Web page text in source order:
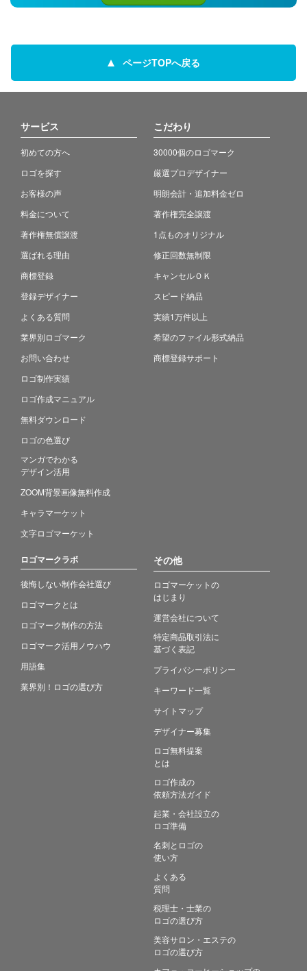
ページTOPへ戻る
サービス
初めての方へ
ロゴを探す
お客様の声
料金について
著作権無償譲渡
選ばれる理由
商標登録
登録デザイナー
よくある質問
業界別ロゴマーク
お問い合わせ
ロゴ制作実績
ロゴ作成マニュアル
無料ダウンロード
ロゴの色選び
マンガでわかる
デザイン活用
ZOOM背景画像無料作成
キャラマーケット
文字ロゴマーケット
こだわり
30000個のロゴマーク
厳選プロデザイナー
明朗会計・追加料金ゼロ
著作権完全譲渡
1点ものオリジナル
修正回数無制限
キャンセルＯＫ
スピード納品
実績1万件以上
希望のファイル形式納品
商標登録サポート
ロゴマークラボ
後悔しない制作会社選び
ロゴマークとは
ロゴマーク制作の方法
ロゴマーク活用ノウハウ
用語集
業界別！ロゴの選び方
その他
ロゴマーケットの
はじまり
運営会社について
特定商品取引法に
基づく表記
プライバシーポリシー
キーワード一覧
サイトマップ
デザイナー募集
ロゴ無料提案
とは
ロゴ作成の
依頼方法ガイド
起業・会社設立の
ロゴ準備
名刺とロゴの
使い方
よくある
質問
税理士・士業の
ロゴの選び方
美容サロン・エステの
ロゴの選び方